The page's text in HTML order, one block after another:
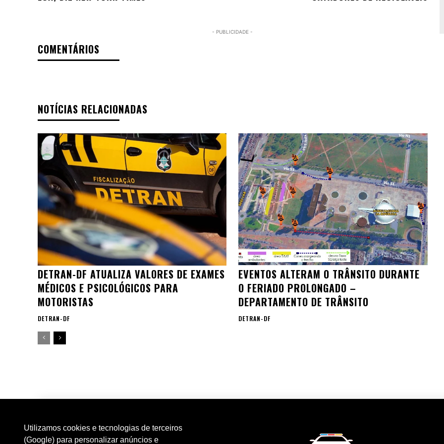
Utilizamos cookies e tecnologias de terceiros
(Google) para personalizar anúncios e
- PUBLICIDADE -
COMENTÁRIOS
NOTÍCIAS RELACIONADAS
DETRAN-DF ATUALIZA VALORES DE EXAMES
MÉDICOS E PSICOLÓGICOS PARA
MOTORISTAS
DETRAN-DF
EVENTOS ALTERAM O TRÂNSITO DURANTE
O FERIADO PROLONGADO –
DEPARTAMENTO DE TRÂNSITO
DETRAN-DF